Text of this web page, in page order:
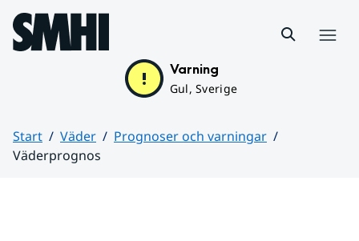
Hoppa till sidans innehåll
Varning
Gul, Sverige
Start Väder
Prognoser och varningar
Väderprognos